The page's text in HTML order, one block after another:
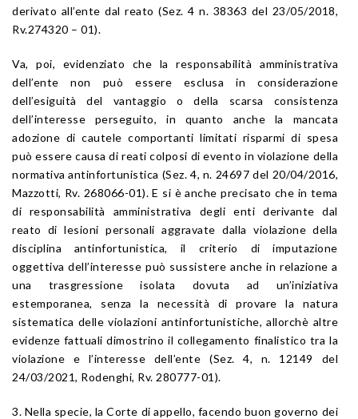
derivato all’ente dal reato (Sez. 4 n. 38363 del 23/05/2018,
Rv.274320 – 01).
Va, poi, evidenziato che la responsabilità amministrativa
dell’ente non può essere esclusa in considerazione
dell’esiguità del vantaggio o della scarsa consistenza
dell’interesse perseguito, in quanto anche la mancata
adozione di cautele comportanti limitati risparmi di spesa
può essere causa di reati colposi di evento in violazione della
normativa antinfortunistica (Sez. 4, n. 24697 del 20/04/2016,
Mazzotti, Rv. 268066-01). E si è anche precisato che in tema
di responsabilità amministrativa degli enti derivante dal
reato di lesioni personali aggravate dalla violazione della
disciplina antinfortunistica, il criterio di imputazione
oggettiva dell’interesse può sussistere anche in relazione a
una trasgressione isolata dovuta ad un’iniziativa
estemporanea, senza la necessità di provare la natura
sistematica delle violazioni antinfortunistiche, allorchè altre
evidenze fattuali dimostrino il collegamento finalistico tra la
violazione e l’interesse dell’ente (Sez. 4, n. 12149 del
24/03/2021, Rodenghi, Rv. 280777-01).
3. Nella specie, la Corte di appello, facendo buon governo dei